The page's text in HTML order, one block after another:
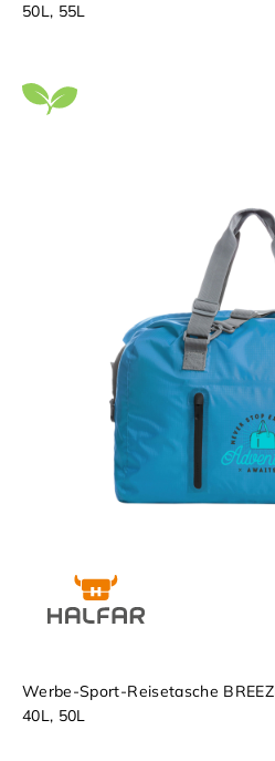
50L, 55L
Werbe-Sport-Reisetasche
40L, 50L